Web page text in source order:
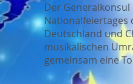
Der Generalkonsul
Nationalfeiertages
Deutschland und
musikalischen
gemeinsam eine